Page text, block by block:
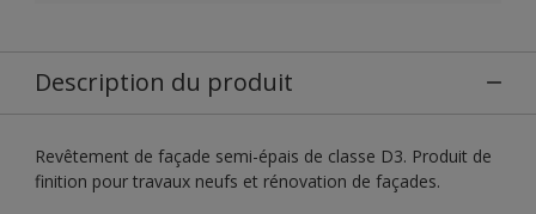
Description du produit
Revêtement de façade semi-épais de classe D3. Produit de
finition pour travaux neufs et rénovation de façades.